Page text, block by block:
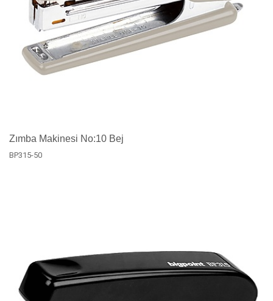
Zımba Makinesi No:10 Bej
BP315-50